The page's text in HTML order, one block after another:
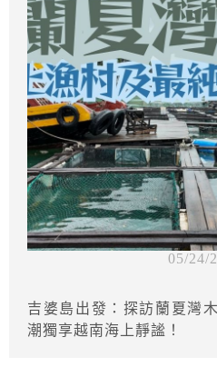
05/24/
吉婆島出發：探訪蘭夏灣
潮獨享越南海上靜謐！